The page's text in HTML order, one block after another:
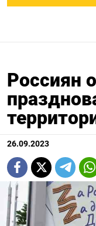
Россиян
26.09.2023